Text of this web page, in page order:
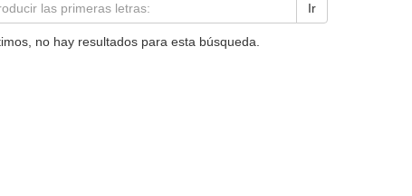
Ir
no hay resultados para esta búsqueda.